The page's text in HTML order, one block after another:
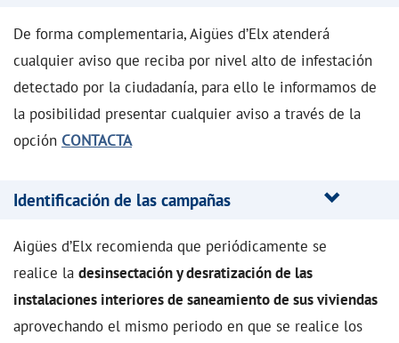
De forma complementaria, Aigües d’Elx atenderá
cualquier aviso que reciba por nivel alto de infestación
detectado por la ciudadanía, para ello le informamos de
la posibilidad presentar cualquier aviso a través de la
opción CONTACTA
Identificación de las campañas
Aigües d’Elx recomienda que periódicamente se
realice la desinsectación y desratización de las
instalaciones interiores de saneamiento de sus viviendas
aprovechando el mismo periodo en que se realice los